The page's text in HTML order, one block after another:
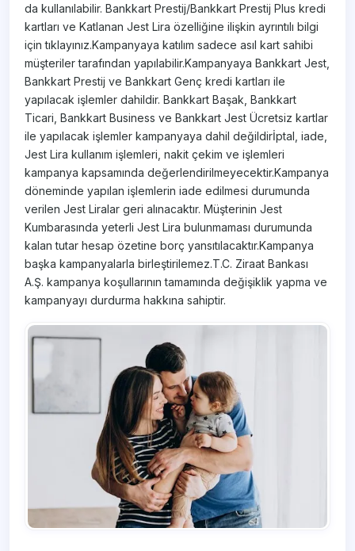
da kullanılabilir. Bankkart Prestij/Bankkart Prestij Plus kredi
kartları ve Katlanan Jest Lira özelliğine ilişkin ayrıntılı bilgi
için tıklayınız.Kampanyaya katılım sadece asıl kart sahibi
müşteriler tarafından yapılabilir.Kampanyaya Bankkart Jest,
Bankkart Prestij ve Bankkart Genç kredi kartları ile
yapılacak işlemler dahildir. Bankkart Başak, Bankkart
Ticari, Bankkart Business ve Bankkart Jest Ücretsiz kartlar
ile yapılacak işlemler kampanyaya dahil değildirİptal, iade,
Jest Lira kullanım işlemleri, nakit çekim ve işlemleri
kampanya kapsamında değerlendirilmeyecektir.Kampanya
döneminde yapılan işlemlerin iade edilmesi durumunda
verilen Jest Liralar geri alınacaktır. Müşterinin Jest
Kumbarasında yeterli Jest Lira bulunmaması durumunda
kalan tutar hesap özetine borç yansıtılacaktır.Kampanya
başka kampanyalarla birleştirilemez.T.C. Ziraat Bankası
A.Ş. kampanya koşullarının tamamında değişiklik yapma ve
kampanyayı durdurma hakkına sahiptir.